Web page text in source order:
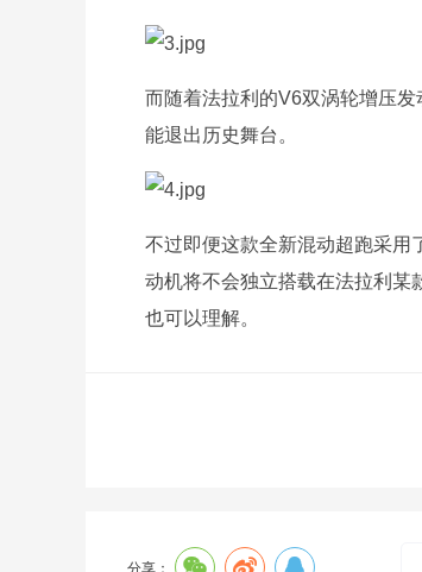
而随着法拉利的V6双涡轮增压
能退出历史舞台。
不过即便这款全新混动超跑采用
动机将不会独立搭载在法拉利某
也可以理解。
分享：